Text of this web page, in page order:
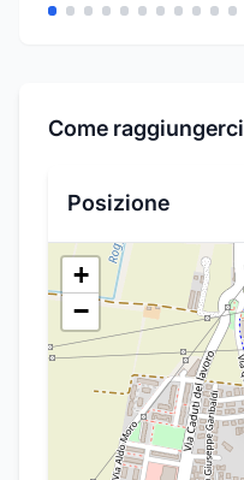
Come raggiungerci
Posizione
+
−